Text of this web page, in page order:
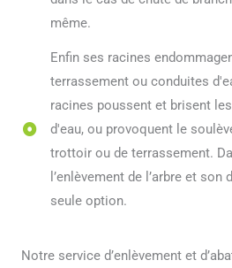
même.
Enfin ses racines
terrassement ou conduites
racines poussent et brisent
d'eau, ou provoquent le
trottoir ou de terrassement.
l’enlèvement de l’arbre et
seule option.
Notre service d’enlèvement et